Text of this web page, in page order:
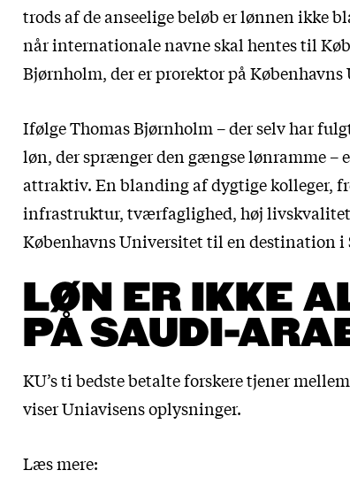
trods af de anseelige beløb er lønnen ikke
når internationale navne skal hentes til
Bjørnholm, der er prorektor på
Ifølge Thomas Bjørnholm – der selv har
løn, der sprænger den gængse lønramme –
attraktiv. En blanding af dygtige kolleger,
infrastruktur, tværfaglighed, høj livskvalitet
Københavns Universitet til en destination i
LØN ER IKKE
PÅ SAUDI-
KU’s ti bedste betalte forskere tjener
viser Uniavisens oplysninger.
Læs mere: